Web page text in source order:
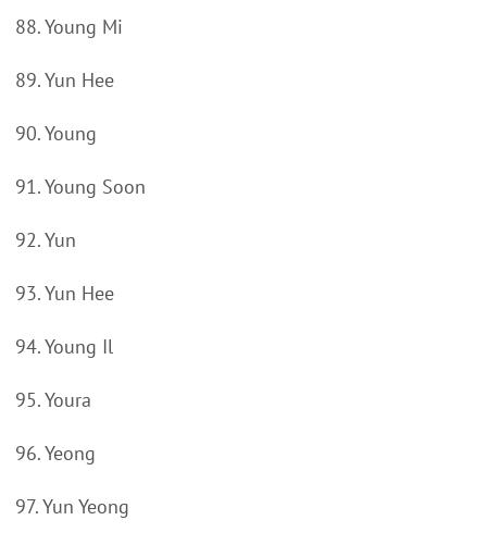
88. Young Mi
89. Yun Hee
90. Young
91. Young Soon
92. Yun
93. Yun Hee
94. Young Il
95. Youra
96. Yeong
97. Yun Yeong